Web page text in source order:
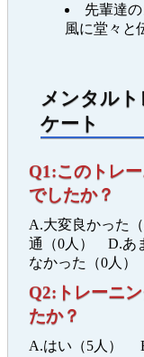
先輩達
風に堂々と
メンタル
ケート
Q1:このトレ
でしたか？
A.大変良かった
通（0人） D.あ
なかった（0人）
Q2:トレーニ
たか？
A.はい（5人）